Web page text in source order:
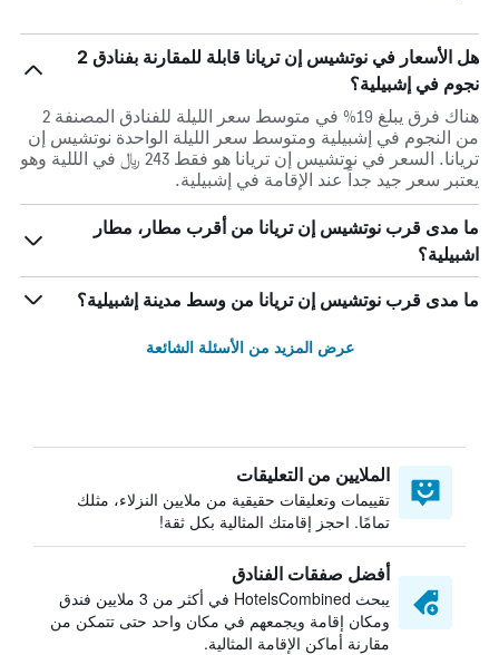
هل الأسعار في نوتشيس إن تريانا قابلة للمقارنة بفنادق 2
نجوم في إشبيلية؟
هناك فرق يبلغ 19% في متوسط ​​سعر الليلة للفنادق المصنفة 2
من النجوم في إشبيلية ومتوسط ​​سعر الليلة الواحدة نوتشيس إن
تريانا. السعر في نوتشيس إن تريانا هو فقط 243 ﷼ في الللية وهو
يعتبر سعر جيد جداً عند الإقامة في إشبيلية.
ما مدى قرب نوتشيس إن تريانا من أقرب مطار، مطار
اشبيلية؟
ما مدى قرب نوتشيس إن تريانا من وسط مدينة إشبيلية؟
عرض المزيد من الأسئلة الشائعة
الملايين من التعليقات
تقييمات وتعليقات حقيقية من ملايين النزلاء، مثلك
تمامًا. احجز إقامتك المثالية بكل ثقة!
أفضل صفقات الفنادق
يبحث HotelsCombined في أكثر من 3 ملايين فندق
ومكان إقامة ويجمعهم في مكان واحد حتى تتمكن من
مقارنة أماكن الإقامة المثالية.